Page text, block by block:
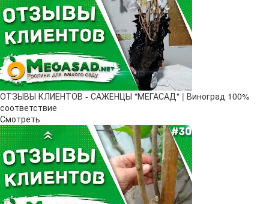
ОТЗЫВЫ КЛИЕНТОВ - САЖЕНЦЫ "МЕГАСАД" | Виноград 100%
соответствие
Смотреть